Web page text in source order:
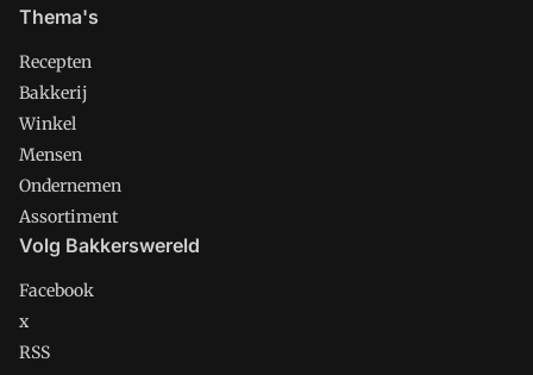
Thema's
Recepten
Bakkerij
Winkel
Mensen
Ondernemen
Assortiment
Volg Bakkerswereld
Facebook
x
RSS